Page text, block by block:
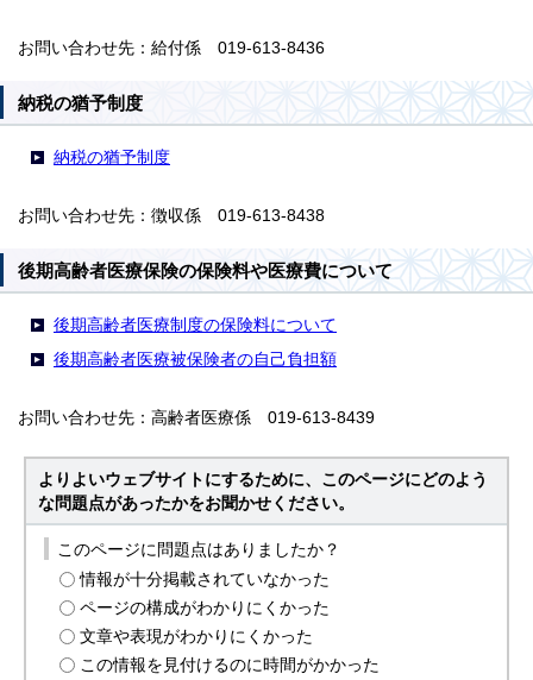
お問い合わせ先：給付係 019-613-8436
納税の猶予制度
納税の猶予制度
お問い合わせ先：徴収係 019-613-8438
後期高齢者医療保険の保険料や医療費について
後期高齢者医療制度の保険料について
後期高齢者医療被保険者の自己負担額
お問い合わせ先：高齢者医療係 019-613-8439
よりよいウェブサイトにするために、このページにどのよう
な問題点があったかをお聞かせください。
このページに問題点はありましたか？
情報が十分掲載されていなかった
ページの構成がわかりにくかった
文章や表現がわかりにくかった
この情報を見付けるのに時間がかかった